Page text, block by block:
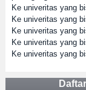
Ke univeritas yang
Ke univeritas yang
Ke univeritas yang
Ke univeritas yang
Ke univeritas yang